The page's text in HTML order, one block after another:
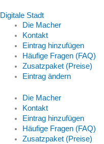
Digitale Stadt
Die Macher
Kontakt
Eintrag hinzufügen
Häufige Fragen (FAQ)
Zusatzpaket (Preise)
Eintrag ändern
Die Macher
Kontakt
Eintrag hinzufügen
Häufige Fragen (FAQ)
Zusatzpaket (Preise)